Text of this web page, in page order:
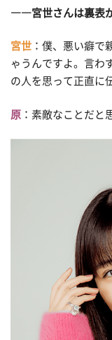
――宮世さんは裏表が
宮世 ：僕、悪い癖で
ゃうんですよ。言わ
の人を思って正直に
原 ：素敵なことだと